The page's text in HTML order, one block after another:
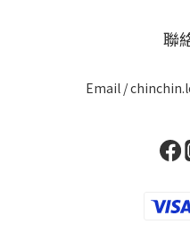
聯
Email /